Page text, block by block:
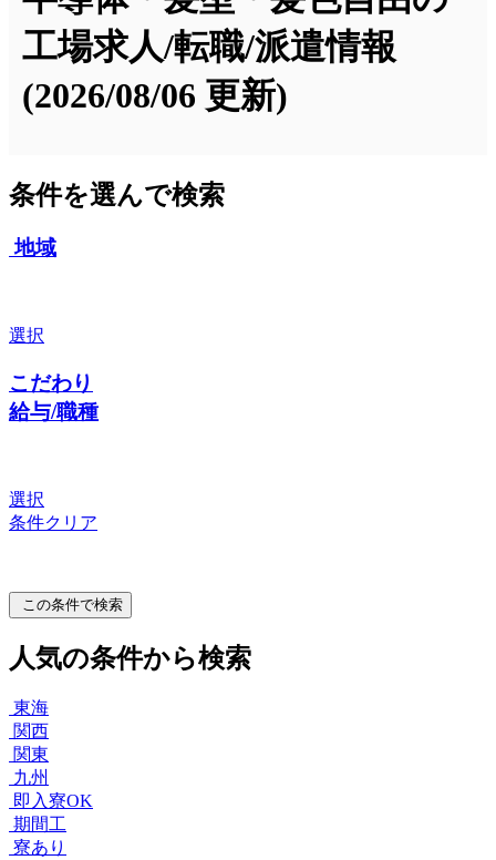
工場求人/転職/派遣情報
(2026/08/06 更新)
条件を選んで検索
地域
選択
こだわり
給与/職種
選択
条件クリア
この条件で検索
人気の条件から検索
東海
関西
関東
九州
即入寮OK
期間工
寮あり